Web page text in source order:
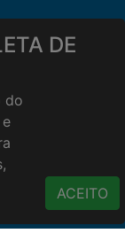
DE
do
ACEITO